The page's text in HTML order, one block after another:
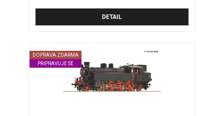
DETAIL
DOPRAVA ZDARMA
PŘIPRAVUJE SE